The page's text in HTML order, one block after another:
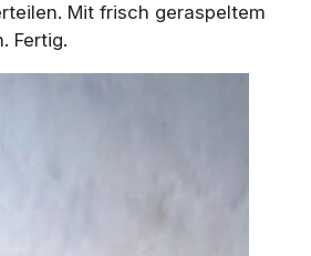
Mit frisch geraspeltem
Fertig.